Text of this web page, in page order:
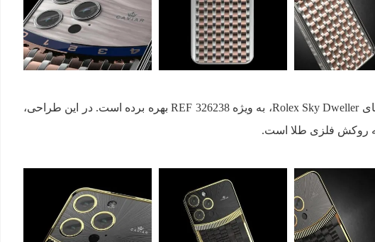
مدل Dark Sky از طراحی مجموعه‌‌ی زیبای Rolex Sky Dweller، به ویژه REF 326238 بهره برده است. در این طراحی،
روکش فلزی طلا است.